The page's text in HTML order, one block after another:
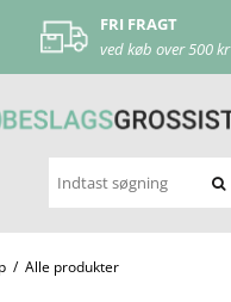
FRI FRAGT
ved køb over 500 kr
/ Alle produkter